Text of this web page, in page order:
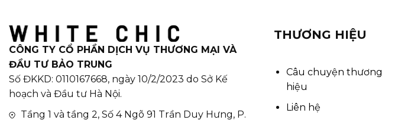
CÔNG TY CỔ PHẦN DỊCH VỤ THƯƠNG MẠI VÀ
ĐẦU TƯ BẢO TRUNG
Số ĐKKD: 0110167668, ngày 10/2/2023 do Sở Kế
hoạch và Đầu tư Hà Nội.
Tầng 1 và tầng 2, Số 4 Ngõ 91 Trần Duy Hưng, P.
THƯƠNG HIỆU
Câu chuyện thương
hiệu
Liên hệ